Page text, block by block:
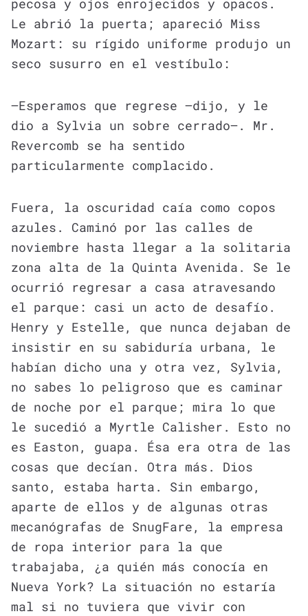
pecosa y ojos enrojecidos y opacos.
Le abrió la puerta; apareció Miss
Mozart: su rígido uniforme produjo un
seco susurro en el vestíbulo:
—Esperamos que regrese —dijo, y le
dio a Sylvia un sobre cerrado—. Mr.
Revercomb se ha sentido
particularmente complacido.
Fuera, la oscuridad caía como copos
azules. Caminó por las calles de
noviembre hasta llegar a la solitaria
zona alta de la Quinta Avenida. Se le
ocurrió regresar a casa atravesando
el parque: casi un acto de desafío.
Henry y Estelle, que nunca dejaban de
insistir en su sabiduría urbana, le
habían dicho una y otra vez, Sylvia,
no sabes lo peligroso que es caminar
de noche por el parque; mira lo que
le sucedió a Myrtle Calisher. Esto no
es Easton, guapa. Ésa era otra de las
cosas que decían. Otra más. Dios
santo, estaba harta. Sin embargo,
aparte de ellos y de algunas otras
mecanógrafas de SnugFare, la empresa
de ropa interior para la que
trabajaba, ¿a quién más conocía en
Nueva York? La situación no estaría
mal si no tuviera que vivir con